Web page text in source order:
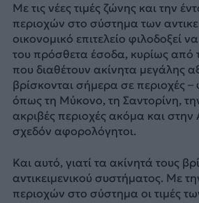
Με τις νέες τιμές ζώνης και την
περιοχών στο σύστημα των
οικονομικό επιτελείο φιλοδοξεί
του πρόσθετα έσοδα, κυρίως από
που διαθέτουν ακίνητα μεγάλης
βρίσκονται σήμερα σε περιοχές –
όπως τη Μύκονο, τη Σαντορίνη,
ακριβές περιοχές ακόμα και στην
σχεδόν αφορολόγητοι.
Και αυτό, γιατί τα ακίνητά τους
αντικειμενικού συστήματος. Με
περιοχών στο σύστημα οι τιμές